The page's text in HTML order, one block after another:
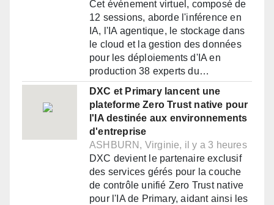
Cet événement virtuel, composé de
12 sessions, aborde l'inférence en
IA, l'IA agentique, le stockage dans
le cloud et la gestion des données
pour les déploiements d'IA en
production 38 experts du…
DXC et Primary lancent une
plateforme Zero Trust native pour
l'IA destinée aux environnements
d'entreprise
ASHBURN, Virginie, il y a 3 heures
DXC devient le partenaire exclusif
des services gérés pour la couche
de contrôle unifié Zero Trust native
pour l'IA de Primary, aidant ainsi les